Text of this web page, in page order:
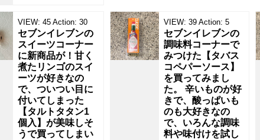
VIEW: 45 Action: 30
セブンイレブンの
スイーツコーナー
に新商品が！甘く
煮たリンゴのスイ
ーツが好きなの
で、ついつい目に
付いてしまった
【タルトタタン1
個入】が美味しそ
うで買ってしまい
VIEW: 39 Action: 5
セブンイレブンの
調味料コーナーで
みつけた【タバス
コペパーソース】
を買ってみまし
た。 辛いものが好
きで、酸っぱいも
のも大好きなの
で、いろんな調味
料や味付けを試し